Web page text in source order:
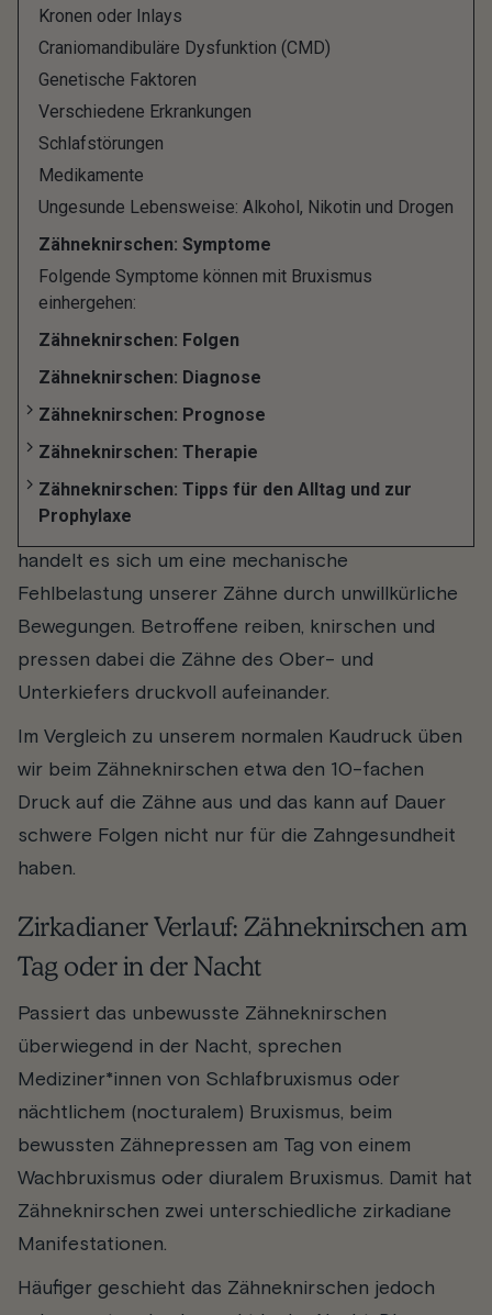
Kronen oder Inlays
Craniomandibuläre Dysfunktion (CMD)
Genetische Faktoren
Verschiedene Erkrankungen
Schlafstörungen
Medikamente
Ungesunde Lebensweise: Alkohol, Nikotin und Drogen
Zähneknirschen: Symptome
Folgende Symptome können mit Bruxismus
einhergehen:
Zähneknirschen: Folgen
Zähneknirschen: Diagnose
Zähneknirschen: Prognose
Zähneknirschen: Therapie
Zähneknirschen: Tipps für den Alltag und zur
Prophylaxe
gesundheitliche Beschwerden verursachen,
weshalb eine rechtzeitige Behandlung sehr zu
empfehlen ist.
Hier erhältst Du alle wichtigen Informationen zum
Thema Zähneknirschen, zu den Ursachen,
Symptomen, Folgen und Therapiemöglichkeiten.
Was genau ist
Zähneknirschen?
Der medizinische Fachbegriff für Zähneknirschen
oder Zähnepressen lautet Bruxismus. Dabei
handelt es sich um eine mechanische
Fehlbelastung unserer Zähne durch unwillkürliche
Bewegungen. Betroffene reiben, knirschen und
pressen dabei die Zähne des Ober- und
Unterkiefers druckvoll aufeinander.
Im Vergleich zu unserem normalen Kaudruck üben
wir beim Zähneknirschen etwa den 10-fachen
Druck auf die Zähne aus und das kann auf Dauer
schwere Folgen nicht nur für die Zahngesundheit
haben.
Zirkadianer Verlauf: Zähneknirschen am
Tag oder in der Nacht
Passiert das unbewusste Zähneknirschen
überwiegend in der Nacht, sprechen
Mediziner*innen von Schlafbruxismus oder
nächtlichem (nocturalem) Bruxismus, beim
bewussten Zähnepressen am Tag von einem
Wachbruxismus oder diuralem Bruxismus. Damit hat
Zähneknirschen zwei unterschiedliche zirkadiane
Manifestationen.
Häufiger geschieht das Zähneknirschen jedoch